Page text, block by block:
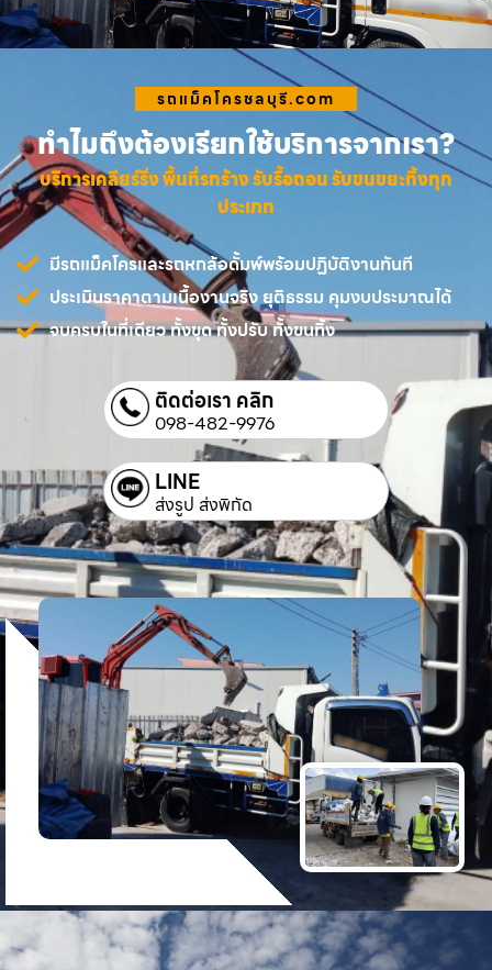
รถแม็คโครชลบุรี.com
ทำไมถึงต้องเรียกใช้บริการจากเรา?
บริการเคลียร์ริ่ง พื้นที่รกร้าง รับรื้อถอน รับขนขยะทิ้งทุก
ประเภท
มีรถแม็คโครและรถหกล้อดั้มพ์พร้อมปฏิบัติงานทันที
ประเมินราคาตามเนื้องานจริง ยุติธรรม คุมงบประมาณได้
จบครบในที่เดียว ทั้งขุด ทั้งปรับ ทั้งขนทิ้ง
ติดต่อเรา คลิก
098-482-9976
LINE
ส่งรูป ส่งพิกัด